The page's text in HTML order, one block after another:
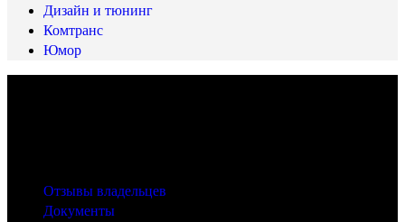
Дизайн и тюнинг
Комтранс
Юмор
Отзывы владельцев
Документы